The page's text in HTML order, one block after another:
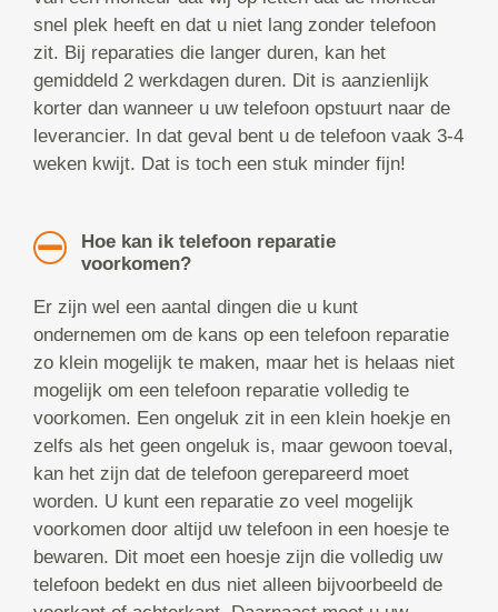
snel plek heeft en dat u niet lang zonder telefoon
zit. Bij reparaties die langer duren, kan het
gemiddeld 2 werkdagen duren. Dit is aanzienlijk
korter dan wanneer u uw telefoon opstuurt naar de
leverancier. In dat geval bent u de telefoon vaak 3-4
weken kwijt. Dat is toch een stuk minder fijn!
Hoe kan ik telefoon reparatie
voorkomen?
Er zijn wel een aantal dingen die u kunt
ondernemen om de kans op een telefoon reparatie
zo klein mogelijk te maken, maar het is helaas niet
mogelijk om een telefoon reparatie volledig te
voorkomen. Een ongeluk zit in een klein hoekje en
zelfs als het geen ongeluk is, maar gewoon toeval,
kan het zijn dat de telefoon gerepareerd moet
worden. U kunt een reparatie zo veel mogelijk
voorkomen door altijd uw telefoon in een hoesje te
bewaren. Dit moet een hoesje zijn die volledig uw
telefoon bedekt en dus niet alleen bijvoorbeeld de